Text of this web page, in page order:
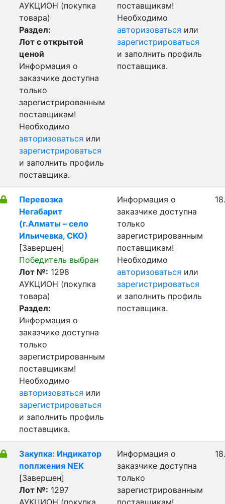
АУКЦИОН (покупка
товара)
Раздел:
Лот с открытой
ценой
Информация о
заказчике доступна
только
зарегистрированным
поставщикам!
Необходимо
авторизоваться или
зарегистрироваться
и заполнить профиль
поставщика.
поставщикам!
Необходимо
авторизоваться или
зарегистрироваться
и заполнить профиль
поставщика.
Перевозка
Негабарит
(г.Алматы – село
Ильичевка, СКО)
[Завершен]
Победитель выбран
Лот №: 1298
АУКЦИОН (покупка
товара)
Раздел:
Информация о
заказчике доступна
только
зарегистрированным
поставщикам!
Необходимо
авторизоваться или
зарегистрироваться
и заполнить профиль
поставщика.
Информация о
заказчике доступна
только
зарегистрированным
поставщикам!
Необходимо
авторизоваться или
зарегистрироваться
и заполнить профиль
поставщика.
Закупка: Индикатор
поплжения NEK
[Завершен]
Лот №: 1297
АУКЦИОН (покупка
Информация о
заказчике доступна
только
зарегистрированным
поставщикам!